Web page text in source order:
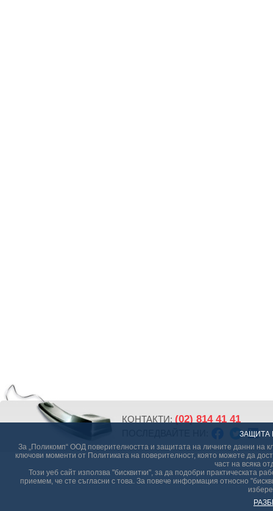
ЗАЩИТА
За „Поликомп“ ООД поверителността и защитата на личните данни на
ключови моменти от Политиката на поверителност, която можете да
част на всяка
Този уеб сайт използва "бисквитки", за да подобри практическата
приемем, че сте съгласни с това. За повече информация относно
КОНТАКТИ: (02) 814 41 41